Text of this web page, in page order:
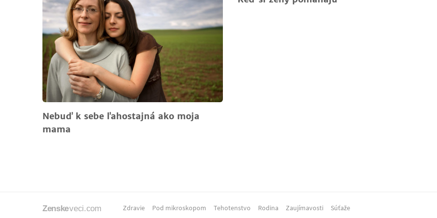
Nebuď k sebe ľahostajná ako moja
mama
Zdravie Pod mikroskopom Tehotenstvo Rodina Zaujímavosti Súťaže